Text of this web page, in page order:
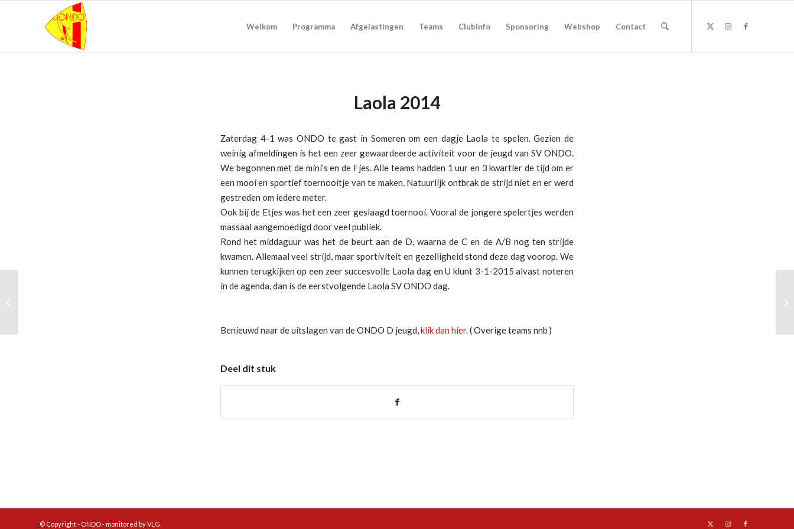
Welkom Programma Afgelastingen Teams Clubinfo Sponsoring Webshop Contact
Laola 2014
Zaterdag 4-1 was ONDO te gast in Someren om een dagje Laola te spelen. Gezien de
weinig afmeldingen is het een zeer gewaardeerde activiteit voor de jeugd van SV ONDO.
We begonnen met de mini’s en de Fjes. Alle teams hadden 1 uur en 3 kwartier de tijd om er
een mooi en sportief toernooitje van te maken. Natuurlijk ontbrak de strijd niet en er werd
gestreden om iedere meter.
Ook bij de Etjes was het een zeer geslaagd toernooi. Vooral de jongere spelertjes werden
massaal aangemoedigd door veel publiek.
Rond het middaguur was het de beurt aan de D, waarna de C en de A/B nog ten strijde
kwamen. Allemaal veel strijd, maar sportiviteit en gezelligheid stond deze dag voorop. We
kunnen terugkijken op een zeer succesvolle Laola dag en U klunt 3-1-2015 alvast noteren
in de agenda, dan is de eerstvolgende Laola SV ONDO dag.
Benieuwd naar de uitslagen van de ONDO D jeugd,klik dan hier. ( Overige teams nnb )
Deel dit stuk
© Copyright - ONDO - monitored by VLG